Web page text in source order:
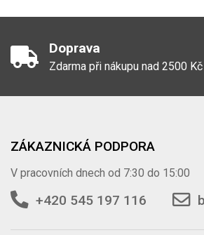
Doprava
Zdarma při nákupu nad 2500 Kč
ZÁKAZNICKÁ PODPORA
V pracovních dnech od 7:30 do 15:00
+420 545 197 116